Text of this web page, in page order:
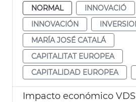
NORMAL
INNOVACIÓ
INNOVACIÓN
MARÍA JOSÉ CATALÁ
CAPITALITAT EUROPEA
CAPITALIDAD EUROPEA